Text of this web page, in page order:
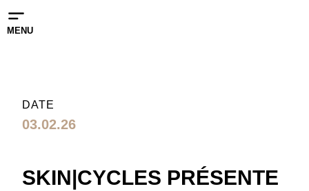
MENU
DATE
03.02.26
SKIN|CYCLES PRÉSENTE